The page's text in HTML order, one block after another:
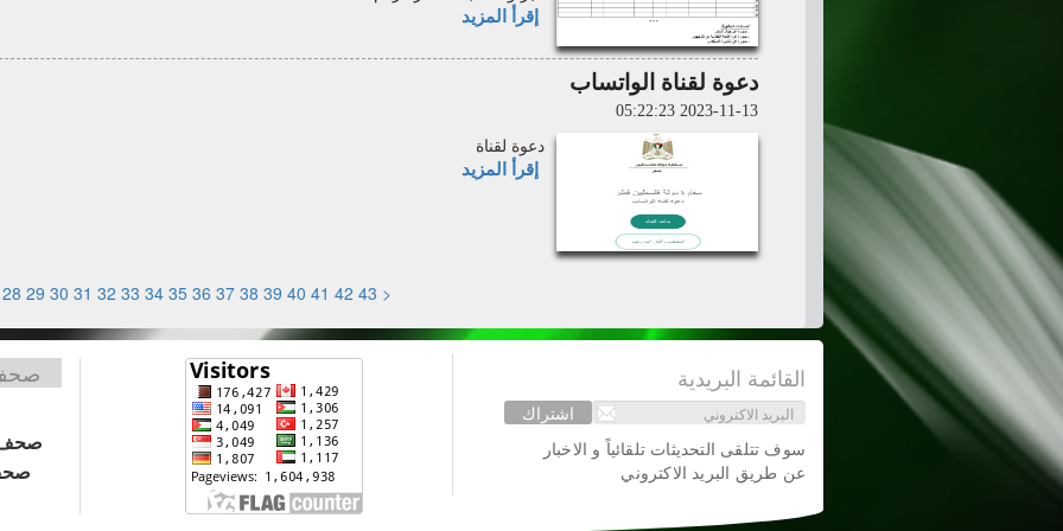
إقرأ المزيد
دعوة لقناة الواتساب
2023-11-13 05:22:23
دعوة لقناة
إقرأ المزيد
<
28 29 30 31 32 33 34 35 36 37 38 39 40 41 42 43
القائمة البريدية
اشتراك
سوف تتلقى التحديثات تلقائياً و الاخبار
عن طريق البريد الاكتروني
صحف